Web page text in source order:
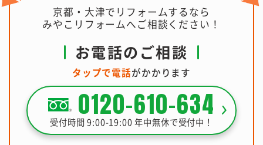
京都・大津でリフォームするなら
みやこリフォームへご相談ください！
お電話のご相談
タップで電話がかかります
0120-610-634
受付時間 9:00-19:00 年中無休で受付中！